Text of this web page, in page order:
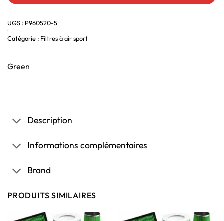
UGS : P960520-5
Catégorie : Filtres à air sport
Green
Description
Informations complémentaires
Brand
PRODUITS SIMILAIRES